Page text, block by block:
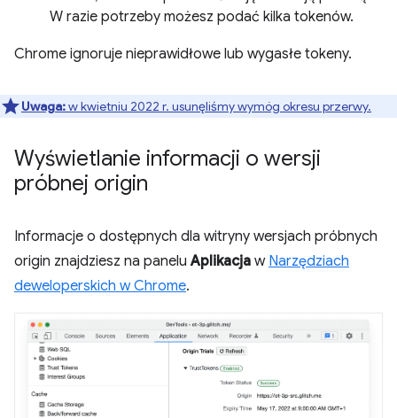
W razie potrzeby możesz podać kilka tokenów.
Chrome ignoruje nieprawidłowe lub wygasłe tokeny.
Uwaga:w kwietniu 2022 r. usunęliśmy wymóg okresu przerwy.
Wyświetlanie informacji o wersji
próbnej origin
Informacje o dostępnych dla witryny wersjach próbnych
origin znajdziesz na paneluAplikacja w Narzędziach
deweloperskich w Chrome.